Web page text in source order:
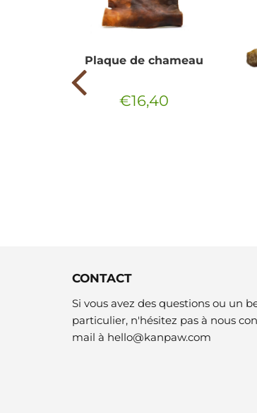
Plaque de chameau
Prix
€16,40
CONTACT
Si vous avez des questions ou un
particulier, n'hésitez pas à nous
mail à hello@kanpaw.com